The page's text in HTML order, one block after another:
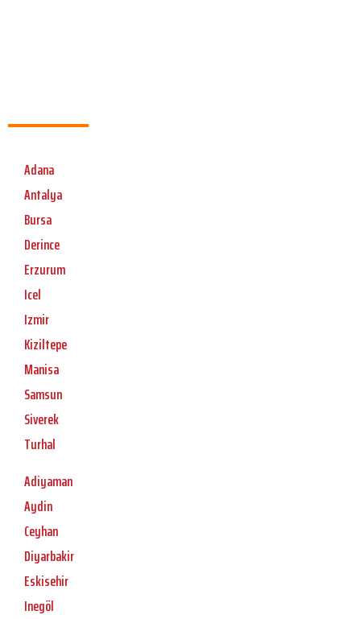
Adana
Antalya
Bursa
Derince
Erzurum
Icel
Izmir
Kiziltepe
Manisa
Samsun
Siverek
Turhal
Adiyaman
Aydin
Ceyhan
Diyarbakir
Eskisehir
Inegöl